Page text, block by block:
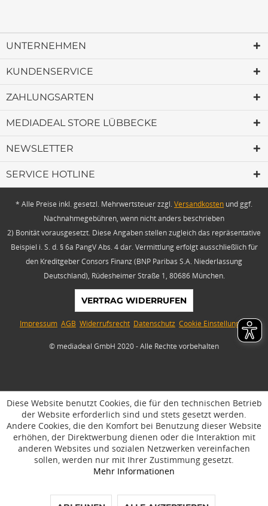
UNTERNEHMEN
KUNDENSERVICE
ZAHLUNGSARTEN
MEDIADEAL STORE LÜBBECKE
NEWSLETTER
SERVICE HOTLINE
* Alle Preise inkl. gesetzl. Mehrwertsteuer zzgl.Versandkosten und ggf.
Nachnahmegebühren, wenn nicht anders beschrieben
2) Bonität vorausgesetzt. Diese Angaben stellen zugleich das repräsentative
Beispiel i. S. d. § 6a PangV Abs. 4 dar. Vermittlung erfolgt ausschließlich für
den Kreditgeber Consors Finanz (BNP Paribas S.A. Niederlassung
Deutschland), Rüdesheimer Straße 1, 80686 München.
VERTRAG WIDERRUFEN
Impressum AGB Widerrufsrecht Datenschutz Cookie Einstellungen
© mediadeal GmbH 2020 - Alle Rechte vorbehalten
Diese Website benutzt Cookies, die für den technischen Betrieb
der Website erforderlich sind und stets gesetzt werden.
Andere Cookies, die den Komfort bei Benutzung dieser Website
erhöhen, der Direktwerbung dienen oder die Interaktion mit
anderen Websites und sozialen Netzwerken vereinfachen
sollen, werden nur mit Ihrer Zustimmung gesetzt.
Mehr Informationen